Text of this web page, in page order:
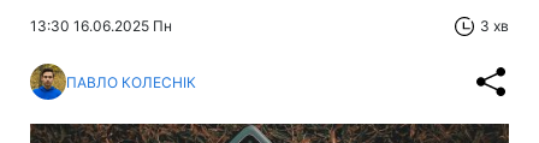
13:30 16.06.2025 Пн 3 хв
ПАВЛО КОЛЕСНІК